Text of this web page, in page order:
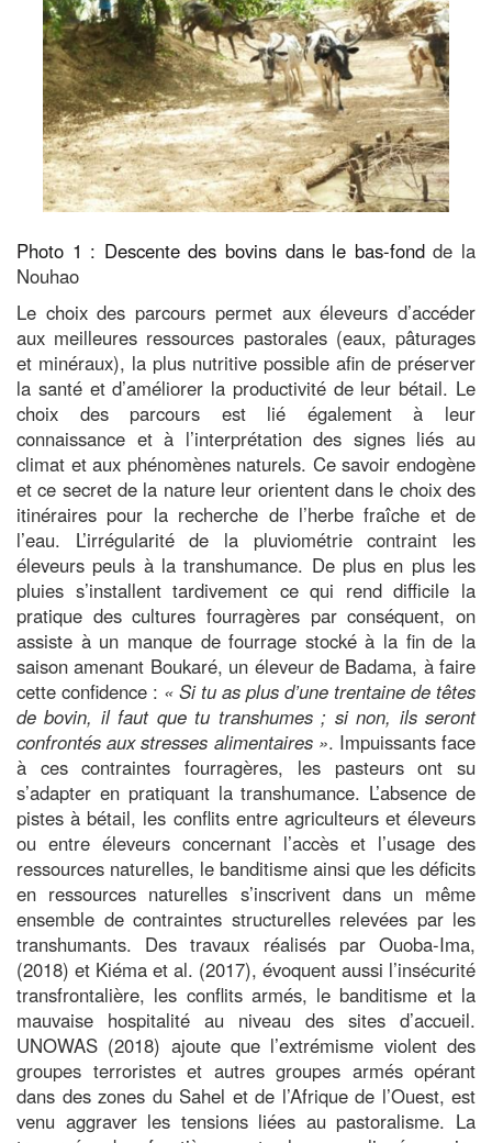
Photo 1 : Descente des bovins dans le bas-fondde la
Nouhao
Le choix des parcours permet aux éleveurs d’accéder
aux meilleures ressources pastorales (eaux, pâturages
et minéraux), la plus nutritive possible afin de préserver
la santé et d’améliorer la productivité de leur bétail. Le
choix des parcours est lié également à leur
connaissance et à l’interprétation des signes liés au
climat et aux phénomènes naturels. Ce savoir endogène
et ce secret de la nature leur orientent dans le choix des
itinéraires pour la recherche de l’herbe fraîche et de
l’eau. L’irrégularité de la pluviométrie contraint les
éleveurs peuls à la transhumance. De plus en plus les
pluies s’installent tardivement ce qui rend difficile la
pratique des cultures fourragères par conséquent, on
assiste à un manque de fourrage stocké à la fin de la
saison amenant Boukaré, un éleveur de Badama, à faire
cette confidence : « Si tu as plus d’une trentaine de têtes
de bovin, il faut que tu transhumes ; si non, ils seront
confrontés aux stresses alimentaires ». Impuissants face
à ces contraintes fourragères, les pasteurs ont su
s’adapter en pratiquant la transhumance. L’absence de
pistes à bétail, les conflits entre agriculteurs et éleveurs
ou entre éleveurs concernant l’accès et l’usage des
ressources naturelles, le banditisme ainsi que les déficits
en ressources naturelles s’inscrivent dans un même
ensemble de contraintes structurelles relevées par les
transhumants. Des travaux réalisés par Ouoba-Ima,
(2018) et Kiéma et al. (2017), évoquent aussi l’insécurité
transfrontalière, les conflits armés, le banditisme et la
mauvaise hospitalité au niveau des sites d’accueil.
UNOWAS (2018) ajoute que l’extrémisme violent des
groupes terroristes et autres groupes armés opérant
dans des zones du Sahel et de l’Afrique de l’Ouest, est
venu aggraver les tensions liées au pastoralisme. La